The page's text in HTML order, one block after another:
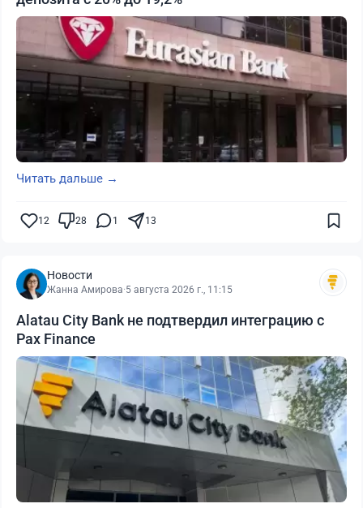
Читать дальше →
12 28 1 13
Новости
Жанна Амирова·5 августа 2026 г., 11:15
Alatau City Bank не подтвердил интеграцию с
Pax Finance